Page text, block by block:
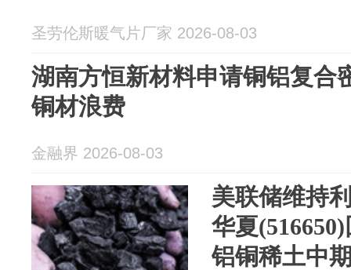
圣劳伦斯暖气片厂家 2026-08-03
湖南方恒新材料申请铜铝复合
铜材浪费
金融界 2026-08-03
美联储维持
华夏
铝铜稀土中